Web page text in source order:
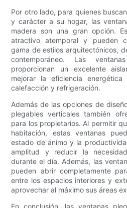
Por otro lado, para quienes
y carácter a su hogar, las
madera son una gran opción.
atractivo atemporal y pueden
gama de estilos arquitectónicos,
contemporáneo. Las
proporcionan un excelente
mejorar la eficiencia
calefacción y refrigeración.
Además de las opciones de
plegables verticales también
para los propietarios. Al permitir
habitación, estas ventanas
estado de ánimo y la
amplitud y reducir la
durante el día. Además, las
pueden abrir completamente
entre los espacios interiores y
aprovechar al máximo sus áreas
En conclusión, las ventanas